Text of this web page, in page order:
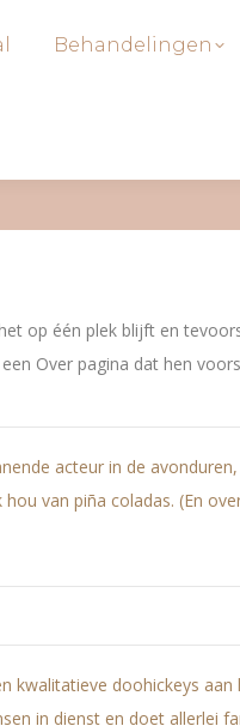
Behandelingen
op één plek blijft en
Over pagina dat hen
acteur in de
van piña coladas. (En
kwalitatieve doohickeys aan
in dienst en doet allerlei